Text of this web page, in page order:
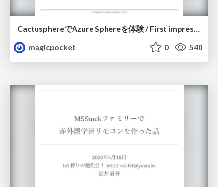
CactusphereでAzure Sphereを体験 / First impression of Cactusphere and Azure Sphere
magicpocket
0 540